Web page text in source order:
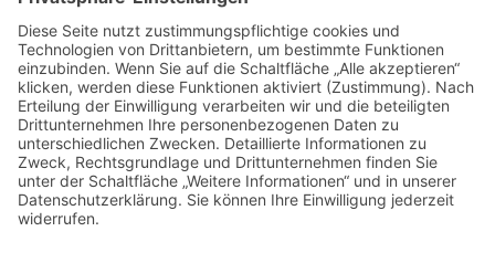
Eventlocation
Friggen
Events
Aktuelles Freizeit
Media
Gutscheine
Karriere
Kontakt